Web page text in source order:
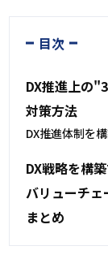
目次
DX推進上の
対策方法
DX推進体制を
DX戦略を構
バリューチェ
まとめ